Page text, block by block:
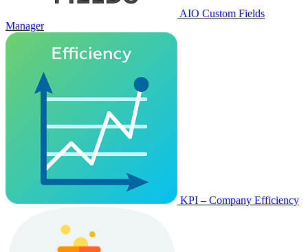
AIO Custom Fields
Manager
KPI – Company Efficiency